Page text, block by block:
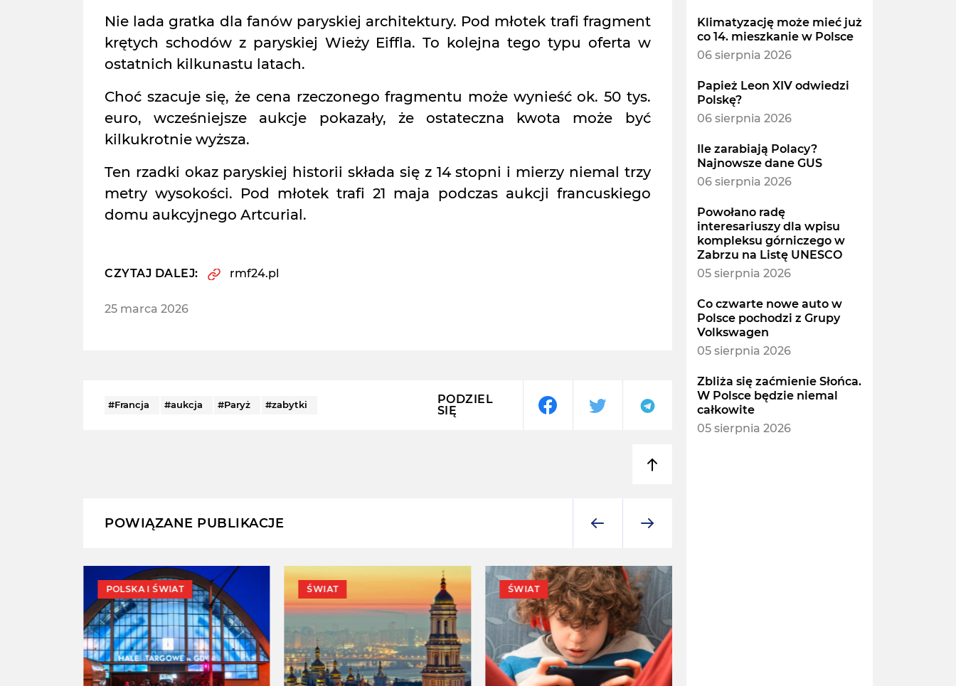
Nie lada gratka dla fanów paryskiej architektury. Pod młotek trafi fragment
krętych schodów z paryskiej Wieży Eiffla. To kolejna tego typu oferta w
ostatnich kilkunastu latach.
Choć szacuje się, że cena rzeczonego fragmentu może wynieść ok. 50 tys.
euro, wcześniejsze aukcje pokazały, że ostateczna kwota może być
kilkukrotnie wyższa.
Ten rzadki okaz paryskiej historii składa się z 14 stopni i mierzy niemal trzy
metry wysokości. Pod młotek trafi 21 maja podczas aukcji francuskiego
domu aukcyjnego Artcurial.
CZYTAJ DALEJ: rmf24.pl
25 marca 2026
#Francja #aukcja #Paryż #zabytki
PODZIEL
SIĘ
POWIĄZANE PUBLIKACJE
POLSKA I ŚWIAT ŚWIAT ŚWIAT
Klimatyzację może mieć już
co 14. mieszkanie w Polsce
06 sierpnia 2026
Papież Leon XIV odwiedzi
Polskę?
06 sierpnia 2026
Ile zarabiają Polacy?
Najnowsze dane GUS
06 sierpnia 2026
Powołano radę
interesariuszy dla wpisu
kompleksu górniczego w
Zabrzu na Listę UNESCO
05 sierpnia 2026
Co czwarte nowe auto w
Polsce pochodzi z Grupy
Volkswagen
05 sierpnia 2026
Zbliża się zaćmienie Słońca.
W Polsce będzie niemal
całkowite
05 sierpnia 2026